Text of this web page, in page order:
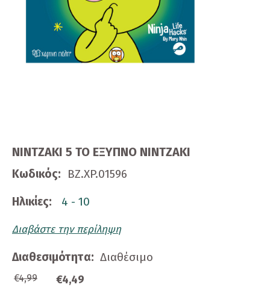
NINTZAKI 5 TO EΞΥΠΝΟ ΝΙΝΤΖΑΚΙ
Κωδικός:
ΒΖ.XP.01596
Ηλικίες:
4 - 10
Διαβάστε την περίληψη
Διαθεσιμότητα: Διαθέσιμο
€4,99 €4,49